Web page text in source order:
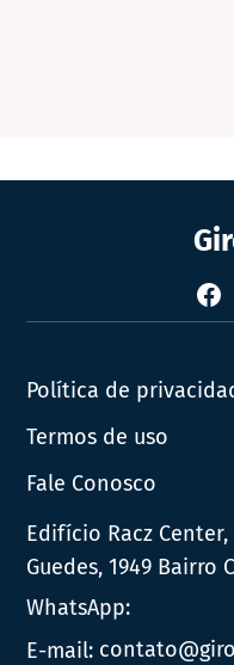
Política de
Termos de uso
Fale Conosco
Edifício Racz
Guedes, 1949 Bairro
WhatsApp:
E-mail: